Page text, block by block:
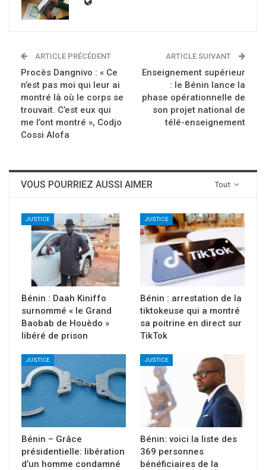
ARTICLE PRÉCÉDENT
Procès Dangnivo : « Ce
n’est pas moi qui leur ai
montré là où le corps se
trouvait. C’est eux qui
me l’ont montré », Codjo
Cossi Alofa
ARTICLE SUIVANT
Enseignement supérieur
: le Bénin lance la
phase opérationnelle de
son projet national de
télé-enseignement
Tout
VOUS POURRIEZ AUSSI AIMER
JUSTICE
Bénin : Daah Kiniffo
surnommé « le Grand
Baobab de Houèdo »
libéré de prison
JUSTICE
Bénin : arrestation de la
tiktokeuse qui a montré
sa poitrine en direct sur
TikTok
JUSTICE
Bénin – Grâce
présidentielle: libération
d’un homme condamné
JUSTICE
Bénin: voici la liste des
369 personnes
bénéficiaires de la